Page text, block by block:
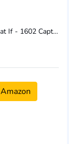
Funko POP! Vinyl: Marvel - What If - 1602 Captain Carter - Collectable Vinyl Figure - Gift Idea - Official Merchandise - Toys for Kids & Adults - TV F
Amazon